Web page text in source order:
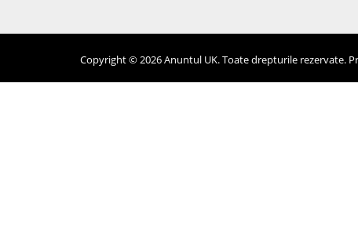
Copyright © 2026 Anuntul UK. Toate drepturile rezervate.